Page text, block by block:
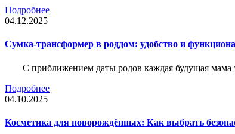
Подробнее
04.12.2025
Сумка-трансформер в роддом: удобство и
С приближением даты родов каждая будущая мама
Подробнее
04.10.2025
Косметика для новорождённых: Как выбрать